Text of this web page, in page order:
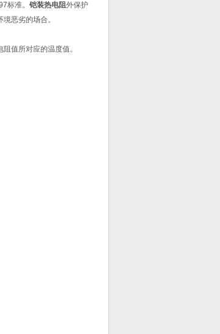
标准。 铠装热电阻外保护
恶劣的场合。
值所对应的温度值。